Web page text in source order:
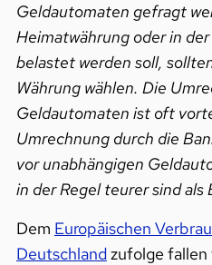
Geldautomaten gefragt
Heimatwährung oder in
belastet werden soll,
Währung wählen. Die
Geldautomaten ist oft
Umrechnung durch die
vor unabhängigen
in der Regel teurer sind als
Dem Europäischen
Deutschlandzufolge fallen